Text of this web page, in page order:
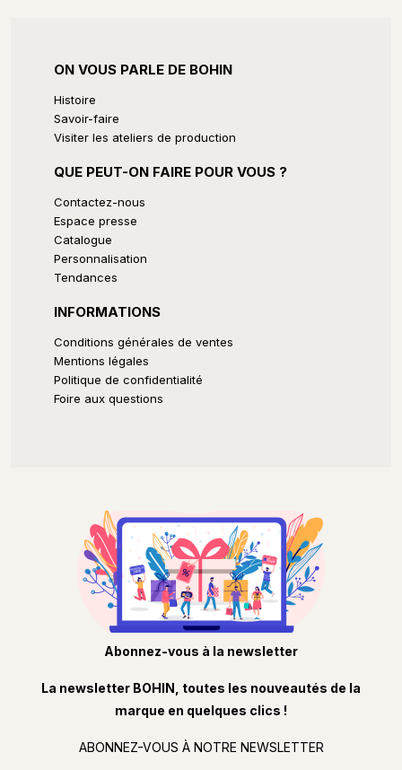
ON VOUS PARLE DE BOHIN
Histoire
Savoir-faire
Visiter les ateliers de production
QUE PEUT-ON FAIRE POUR VOUS ?
Contactez-nous
Espace presse
Catalogue
Personnalisation
Tendances
INFORMATIONS
Conditions générales de ventes
Mentions légales
Politique de confidentialité
Foire aux questions
Abonnez-vous à la newsletter
La newsletter BOHIN, toutes les nouveautés de la
marque en quelques clics !
ABONNEZ-VOUS À NOTRE NEWSLETTER